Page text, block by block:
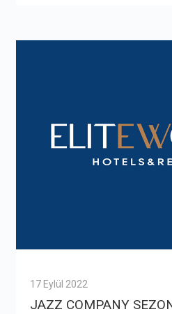
17 Eylül 2022
JAZZ COMPANY